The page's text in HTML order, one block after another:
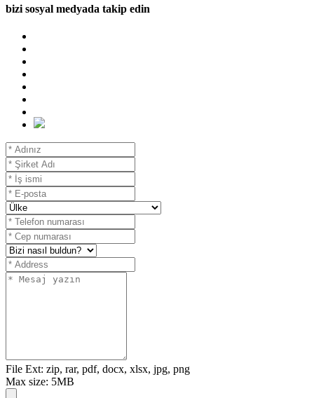
bizi sosyal medyada takip edin
File Ext: zip, rar, pdf, docx, xlsx, jpg, png
Max size: 5MB